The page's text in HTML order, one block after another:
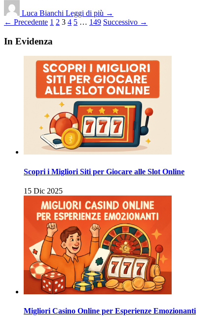
Luca Bianchi Leggi di più →
Paginazione
degli
← Precedente 1 2 3 4 5 … 149 Successivo →
In Evidenza
Scopri i Migliori Siti per Giocare alle Slot Online
15 Dic 2025
Migliori Casino Online per Esperienze Emozionanti